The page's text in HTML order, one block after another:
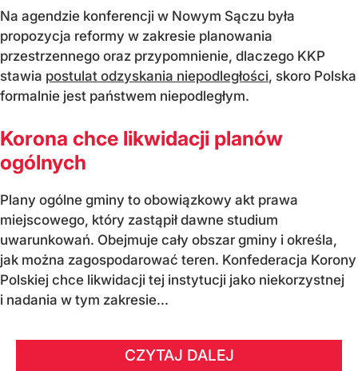
Na agendzie konferencji w Nowym Sączu była
propozycja reformy w zakresie planowania
przestrzennego oraz przypomnienie, dlaczego KKP
stawia postulat odzyskania niepodległości, skoro Polska
formalnie jest państwem niepodległym.
Korona chce likwidacji planów
ogólnych
Plany ogólne gminy to obowiązkowy akt prawa
miejscowego, który zastąpił dawne studium
uwarunkowań. Obejmuje cały obszar gminy i określa,
jak można zagospodarować teren. Konfederacja Korony
Polskiej chce likwidacji tej instytucji jako niekorzystnej
i nadania w tym zakresie...
CZYTAJ DALEJ